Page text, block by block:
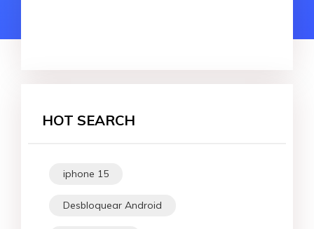
HOT SEARCH
iphone 15
Desbloquear Android